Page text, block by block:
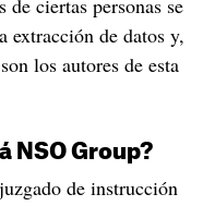
ciertas personas se
extracción de datos y,
los autores de esta
NSO Group?
de instrucción